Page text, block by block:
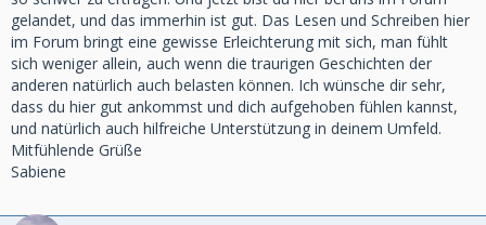
gelandet, und das immerhin ist gut. Das Lesen und Schreiben hier
im Forum bringt eine gewisse Erleichterung mit sich, man fühlt
sich weniger allein, auch wenn die traurigen Geschichten der
anderen natürlich auch belasten können. Ich wünsche dir sehr,
dass du hier gut ankommst und dich aufgehoben fühlen kannst,
und natürlich auch hilfreiche Unterstützung in deinem Umfeld.
Mitfühlende Grüße
Sabiene